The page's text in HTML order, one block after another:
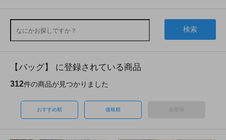
検索
【バッグ】 に登録されている商品
312件の商品が見つかりました
おすすめ順 価格順